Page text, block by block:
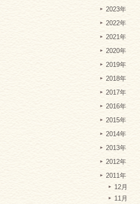
2023年
2022年
2021年
2020年
2019年
2018年
2017年
2016年
2015年
2014年
2013年
2012年
2011年
12月
11月